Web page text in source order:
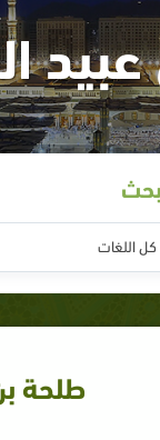
كل اللغات
طلحة